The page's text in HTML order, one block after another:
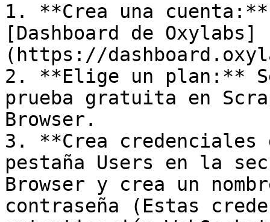
1. **Crea una
[Dashboard de Oxylabs]
(https://
2. **Elige un plan:**
prueba gratuita en
Browser.
3. **Crea
pestaña Users en la
Browser y crea un
contraseña (Estas